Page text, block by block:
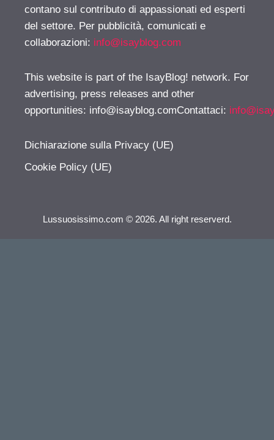
contano sul contributo di appassionati ed esperti
del settore. Per pubblicità, comunicati e
collaborazioni: info@isayblog.com
This website is part of the IsayBlog! network. For
advertising, press releases and other
opportunities: info@isayblog.comContattaci:
Dichiarazione sulla Privacy (UE)
Cookie Policy (UE)
Lussuosissimo.com © 2026. All right reserverd.